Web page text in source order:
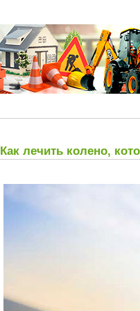
Как лечить колено,